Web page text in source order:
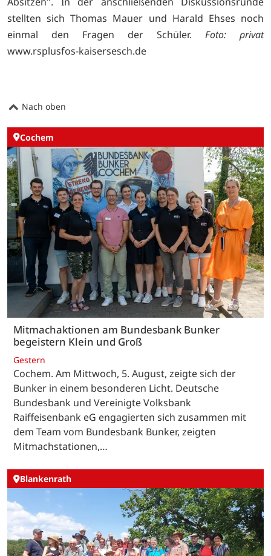
stellten sich Thomas Mauer und Harald Ehses noch
einmal den Fragen der Schüler. Foto: privat
www.rsplusfos-kaisersesch.de
Nach oben
Cochem
Mitmachaktionen am Bundesbank Bunker
begeistern Klein und Groß
Gestern
Cochem. Am Mittwoch, 5. August, zeigte sich der
Bunker in einem besonderen Licht. Deutsche
Bundesbank und Vereinigte Volksbank
Raiffeisenbank eG engagierten sich zusammen mit
dem Team vom Bundesbank Bunker, zeigten
Mitmachstationen,…
Blankenrath